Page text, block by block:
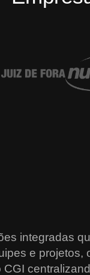
integradas
e projetos,